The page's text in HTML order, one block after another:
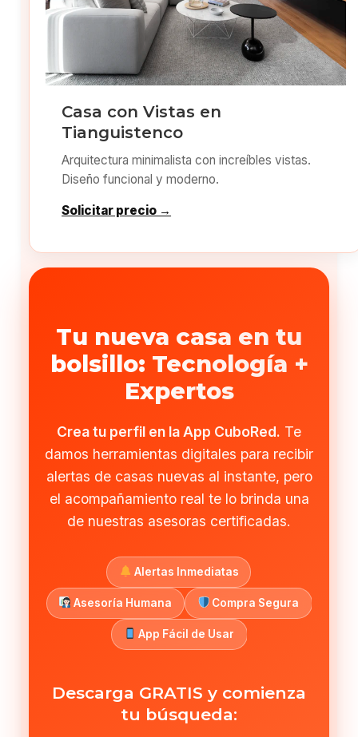
Casa con Vistas en
Tianguistenco
Arquitectura minimalista con increíbles vistas.
Diseño funcional y moderno.
Solicitar precio →
Tu nueva casa en tu
bolsillo: Tecnología +
Expertos
Crea tu perfil en la App CuboRed. Te
damos herramientas digitales para recibir
alertas de casas nuevas al instante, pero
el acompañamiento real te lo brinda una
de nuestras asesoras certificadas.
Alertas Inmediatas
Asesoría Humana Compra Segura
App Fácil de Usar
Descarga GRATIS y comienza
tu búsqueda: